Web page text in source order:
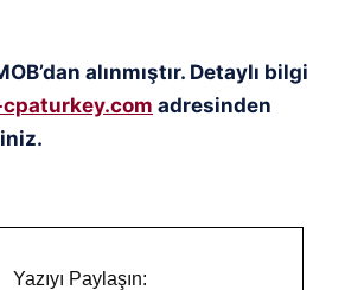
alınmıştır. Detaylı bilgi
adresinden
Yazıyı Paylaşın: